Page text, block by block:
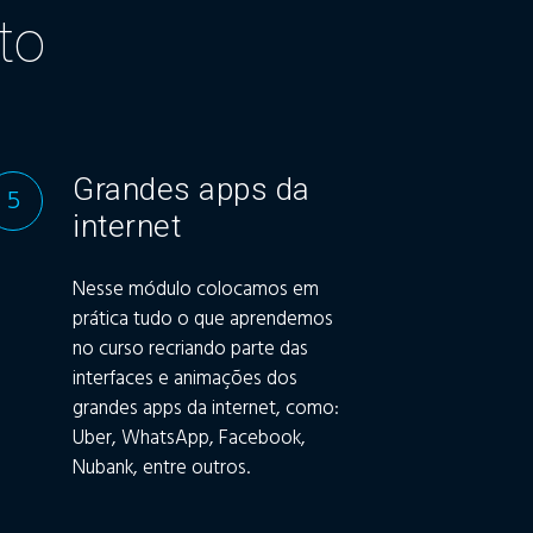
5
Grandes apps da
internet
Nesse módulo colocamos em
prática tudo o que aprendemos
no curso recriando parte das
interfaces e animações dos
grandes apps da internet, como:
Uber, WhatsApp, Facebook,
Nubank, entre outros.